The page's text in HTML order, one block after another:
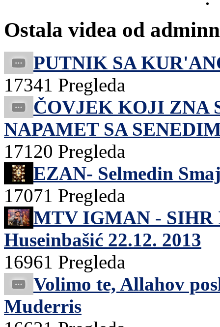
Ostala videa od adminn
PUTNIK SA
17341 Pregleda
ČOVJEK KOJI ZNA
NAPAMET SA
17120 Pregleda
EZAN- Selmedin
17071 Pregleda
MTV IGMAN - SIHR
Huseinbašić 22.12. 2013
16961 Pregleda
Volimo te, Allahov
Muderris